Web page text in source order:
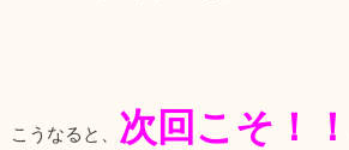
こうなると、 次回こそ！！